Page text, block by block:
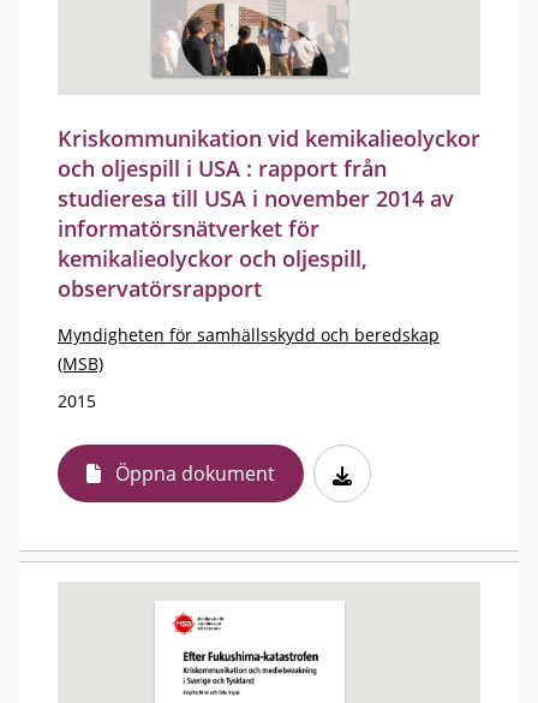
Kriskommunikation vid kemikalieolyckor
och oljespill i USA : rapport från
studieresa till USA i november 2014 av
informatörsnätverket för
kemikalieolyckor och oljespill,
observatörsrapport
Myndigheten för samhällsskydd och beredskap
(MSB)
2015
Öppna dokument